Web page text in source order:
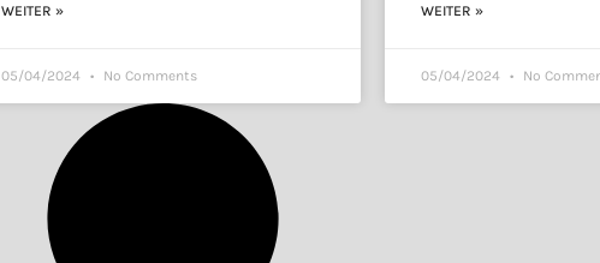
WEITER »
05/04/2024 No Comments
WEITER »
05/04/2024 No